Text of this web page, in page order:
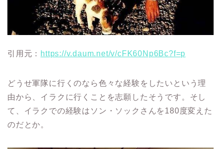
引用元： https://v.daum.net/v/cFK60Np6Bc?f=p
どうせ軍隊に行くのなら色々な経験をしたいという理
由から、イラクに行くことを志願したそうです。 そし
て、イラクでの経験はソン・ソックさんを180度変えた
のだとか。